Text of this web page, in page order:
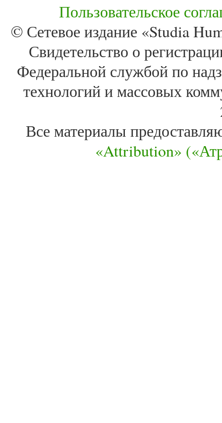
Пользовательское
© Сетевое издание «Studia
Свидетельство о
Федеральной службой по
технологий и массовых
Все материалы
«Attribution»